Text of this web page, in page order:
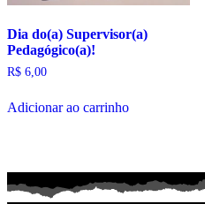
Dia do(a) Supervisor(a)
Pedagógico(a)!
R$ 6,00
Adicionar ao carrinho